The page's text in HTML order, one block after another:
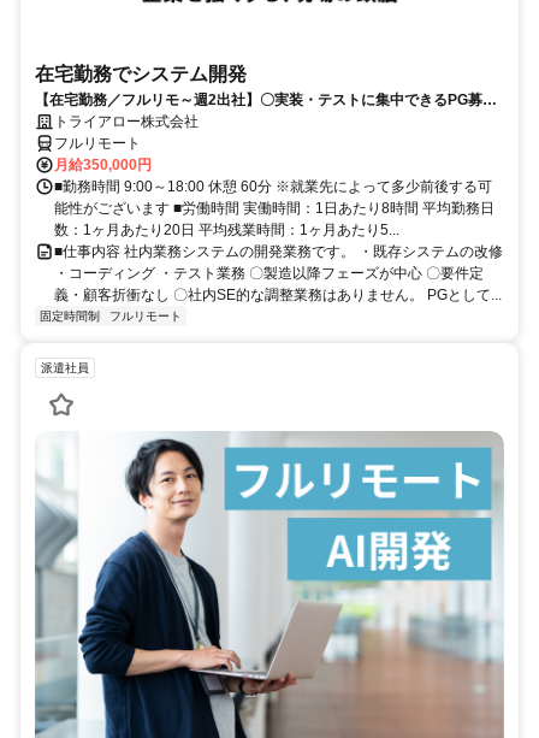
在宅勤務でシステム開発
【在宅勤務／フルリモ～週2出社】〇実装・テストに集中できるPG募集
〇業務用端末貸与あり
トライアロー株式会社
フルリモート
月給350,000円
■勤務時間 9:00～18:00 休憩 60分 ※就業先によって多少前後する可
能性がございます ■労働時間 実働時間：1日あたり8時間 平均勤務日
数：1ヶ月あたり20日 平均残業時間：1ヶ月あたり5...
■仕事内容 社内業務システムの開発業務です。 ・既存システムの改修
・コーディング ・テスト業務 〇製造以降フェーズが中心 〇要件定
義・顧客折衝なし 〇社内SE的な調整業務はありません。 PGとして...
固定時間制 フルリモート
派遣社員